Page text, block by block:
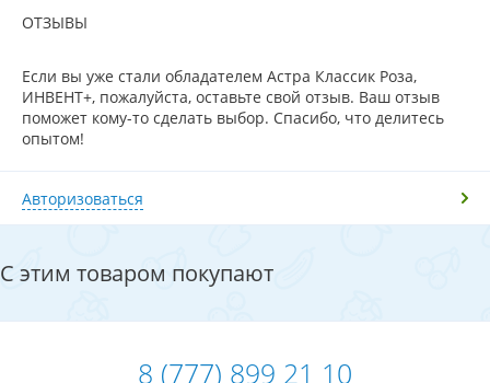
ОТЗЫВЫ
Если вы уже стали обладателем Астра Классик Роза,
ИНВЕНТ+, пожалуйста, оставьте свой отзыв. Ваш отзыв
поможет кому-то сделать выбор. Спасибо, что делитесь
опытом!
Авторизоваться
С этим товаром покупают
8 (777) 899 21 10